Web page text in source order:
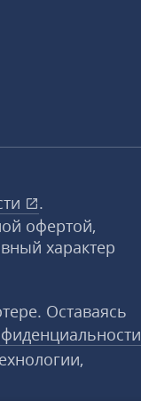
.
офертой,
характер
Оставаясь